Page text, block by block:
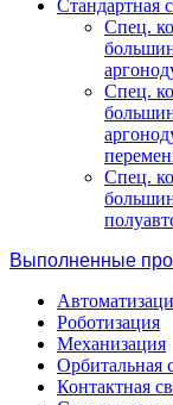
Стандартная
Спец.
Спец.
Спец.
Выполненные
Роботизация
Механизация
Орбитальная
Контактная